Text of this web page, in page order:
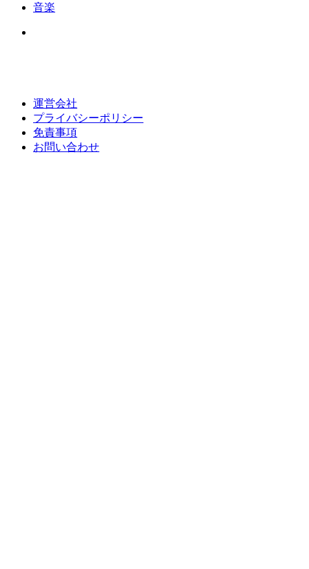
音楽
運営会社
プライバシーポリシー
免責事項
お問い合わせ